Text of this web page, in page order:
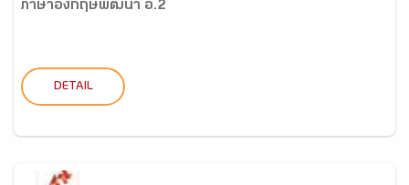
ภาษาอังกฤษพัฒนา อ.2
DETAIL